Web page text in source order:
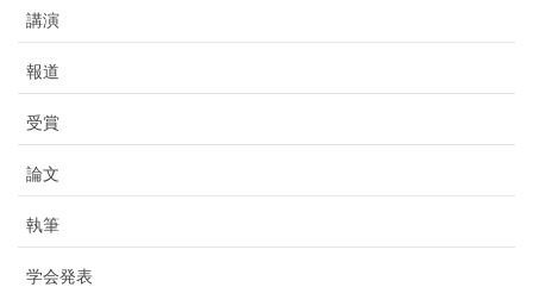
講演
報道
受賞
論文
執筆
学会発表